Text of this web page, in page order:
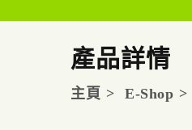
產品詳情
主頁 E-Shop